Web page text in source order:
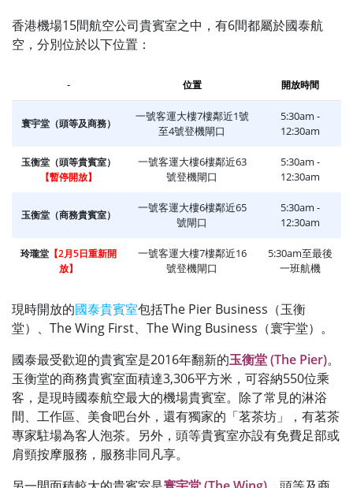
香港機場15間航空公司貴賓室之中，有6間都屬於國泰航
空，分別位於以下位置：
- 位置 開放時間
寰宇堂（頭等及商務）
一號客運大樓7樓鄰近1號
至4號登機閘口
5:30am -
12:30am
玉衡堂（頭等貴賓室）
【暫停開放】
一號客運大樓6樓鄰近63
號登機閘口
5:30am -
12:30am
玉衡堂（商務貴賓室）
一號客運大樓6樓鄰近65
號閘口
5:30am -
12:30am
玲瓏堂 【2月5日重新開
放】
一號客運大樓7樓鄰近16
號登機閘口
5:30am至最後
一班航機
現時開放的國泰貴賓室包括The Pier Business（玉衡
堂）、The Wing First、The Wing Business（寰宇堂）。
國泰最受歡迎的貴賓室是2016年翻新的玉衡堂 (The Pier)。
玉衡堂的商務貴賓室面積達3,306平方米，可容納550位乘
客，是現時國泰航空最大的機場貴賓室。除了常見的淋浴
間、工作區、美食吧台外，還有獨家的「茗茶坊」，有茗茶
專家駐場為客人泡茶。另外，頭等貴賓室亦設有免費足部或
肩頸按摩服務，服務非同凡享。